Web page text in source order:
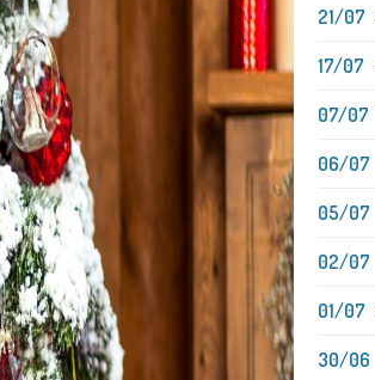
21/07
17/07
07/07
06/07
05/07
02/07
01/07
30/06